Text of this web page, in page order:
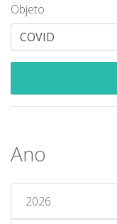
Objeto
Ano
2026